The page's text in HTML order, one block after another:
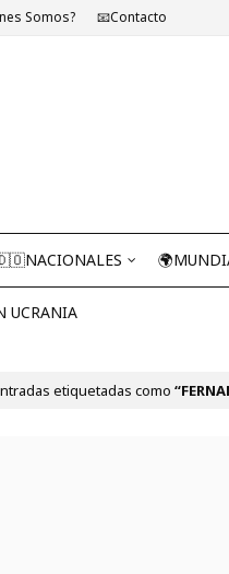
Somos? 📧Contacto
UCRANIA
etiquetadas como